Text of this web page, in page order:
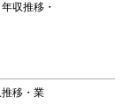
収推移・
推移・業